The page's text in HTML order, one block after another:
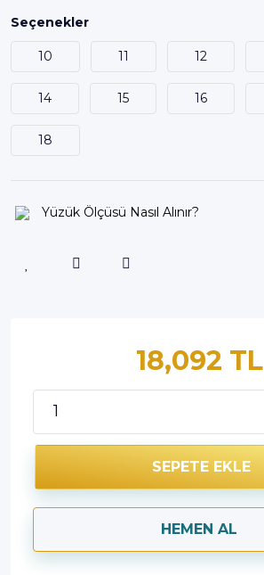
Seçenekler
10 11 12
14 15 16
18
Yüzük Ölçüsü Nasıl Alınır?
18,092 TL
SEPETE EKLE
HEMEN AL